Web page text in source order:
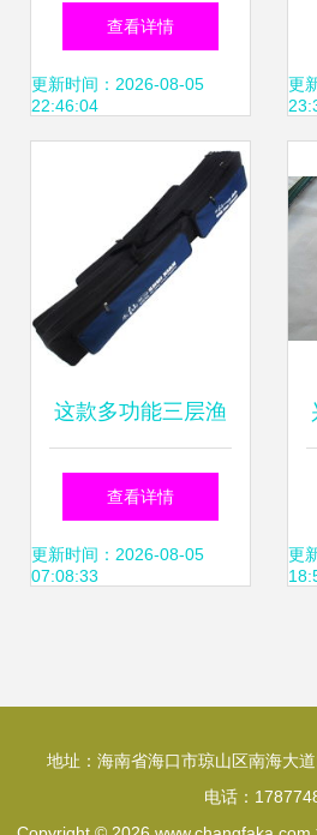
老鬼鱼饵有限责任
公司的商业底蕴与
查看详情
更新时间：2026-08-05
22:46:04
更
这款多功能三层渔
具背包到底香不
香？一个钓鱼佬的
查看详情
更新时间：2026-08-05
07:08:33
更
地址：海南省海口市琼山区南海大
电话：